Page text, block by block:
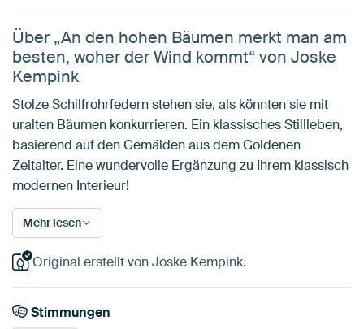
Über „An den hohen Bäumen merkt man am
besten, woher der Wind kommt“ von Joske
Kempink
Stolze Schilfrohrfedern stehen sie, als könnten sie mit
uralten Bäumen konkurrieren. Ein klassisches Stillleben,
basierend auf den Gemälden aus dem Goldenen
Zeitalter. Eine wundervolle Ergänzung zu Ihrem klassisch
modernen Interieur!
Mehr lesen
Original erstellt von Joske Kempink.
Stimmungen